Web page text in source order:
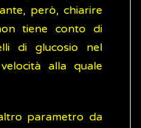
però, chiarire
tiene conto di
di glucosio nel
alla quale
parametro da